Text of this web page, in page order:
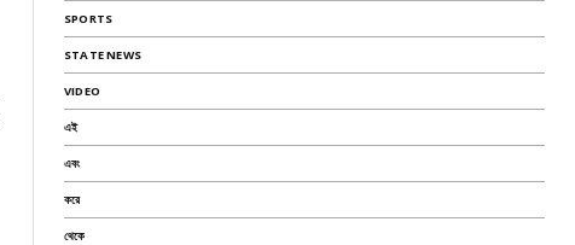
SPORTS
STATE NEWS
VIDEO
এই
এবং
করে
থেকে